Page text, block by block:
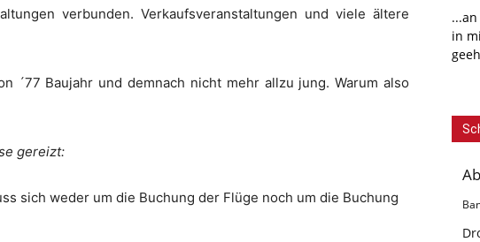
verbunden. Verkaufsveranstaltungen und viele ältere
´77 Baujahr und demnach nicht mehr allzu jung. Warum also
gereizt:
sich weder um die Buchung der Flüge noch um die Buchung
in